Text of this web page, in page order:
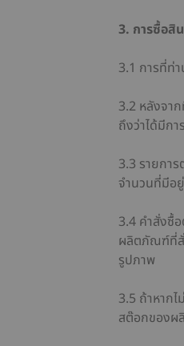
3. การซื้อสิ
3.1 การที่ท่
3.2 หลังจาก
ถึงว่าได้มีก
3.3 รายกา
จำนวนที่มีอ
3.4 คำสั่งซื้
ผลิตภัณฑ์ที่สั่
รูปภาพ
3.5 ถ้าหาก
สต๊อกของผ